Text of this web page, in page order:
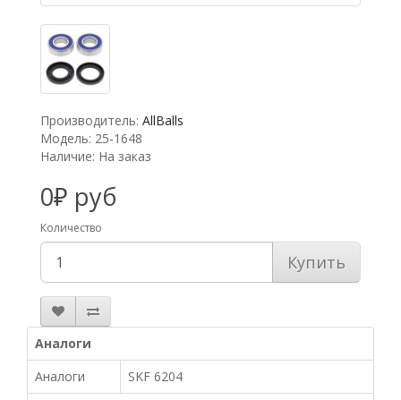
Производитель: AllBalls
Модель: 25-1648
Наличие: На заказ
0₽ руб
Количество
Купить
Аналоги
Аналоги
SKF 6204